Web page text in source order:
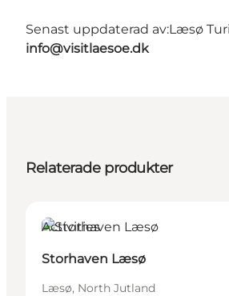
Senast uppdaterad av:Læsø
info@visitlaesoe.dk
Relaterade produkter
Activities
Storhaven Læsø
Læsø, North Jutland